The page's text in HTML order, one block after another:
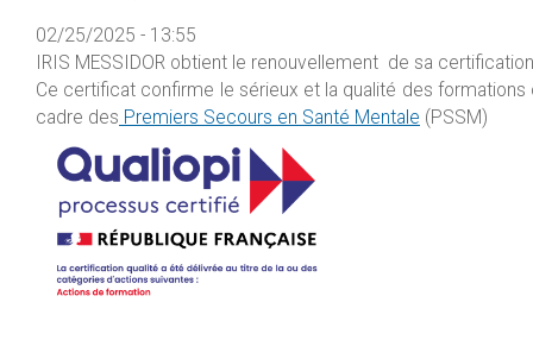
02/25/2025 - 13:55
IRIS MESSIDOR obtient le renouvellement de sa
Ce certificat confirme le sérieux et la qualité des formations
cadre des Premiers Secours en Santé Mentale (PSSM)